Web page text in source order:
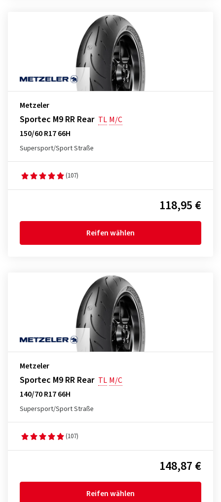
Metzeler
Sportec M9 RR Rear TL M/C
150/60 R17 66H
Supersport/Sport Straße
(107)
118,95 €
Reifen wählen
Metzeler
Sportec M9 RR Rear TL M/C
140/70 R17 66H
Supersport/Sport Straße
(107)
148,87 €
Reifen wählen